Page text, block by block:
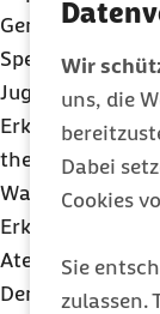
Wir
uns, die
Dabei
Cookies
Sie
zulassen.
Gemeinsam
Spezialisten
Jugendliche mit
Erkrankungen
therapieren.
Wachstums-
Erkrankungen,
Den